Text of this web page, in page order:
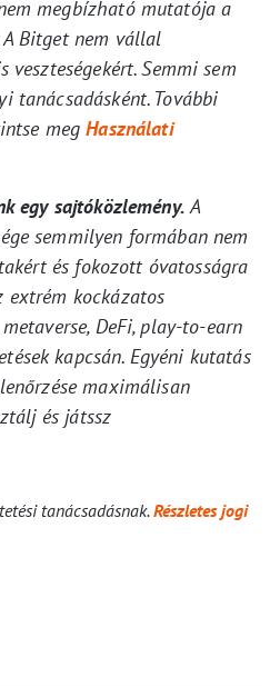
megbízható mutatója a
A Bitget nem vállal
Semmi sem
tanácsadásként. További
megHasználati
egy sajtóközlemény.A
semmilyen formában nem
és fokozott óvatosságra
kockázatos
DeFi, play-to-earn
kapcsán. Egyéni kutatás
maximálisan
és játssz
tanácsadásnak.Részletes jogi